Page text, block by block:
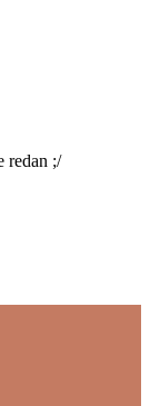
redan ;/